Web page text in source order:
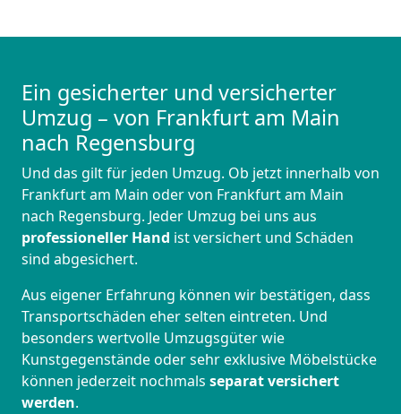
Ein gesicherter und versicherter
Umzug – von Frankfurt am Main
nach Regensburg
Und das gilt für jeden Umzug. Ob jetzt innerhalb von
Frankfurt am Main oder von Frankfurt am Main
nach Regensburg. Jeder Umzug bei uns aus
professioneller Hand ist versichert und Schäden
sind abgesichert.
Aus eigener Erfahrung können wir bestätigen, dass
Transportschäden eher selten eintreten. Und
besonders wertvolle Umzugsgüter wie
Kunstgegenstände oder sehr exklusive Möbelstücke
können jederzeit nochmals separat versichert
werden.